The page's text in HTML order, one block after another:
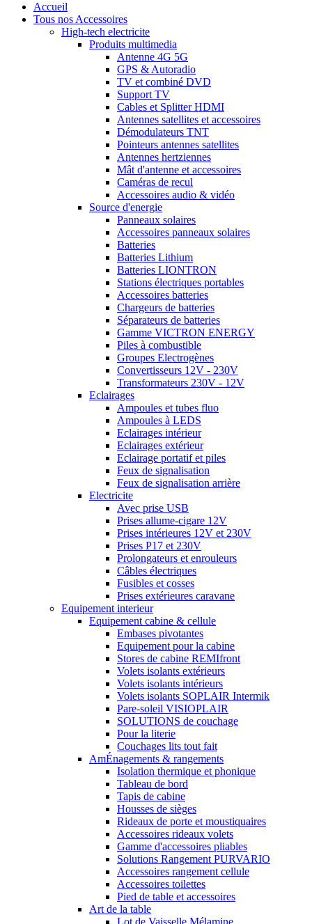
Accueil
Tous nos Accessoires
High-tech electricite
Produits multimedia
Antenne 4G 5G
GPS & Autoradio
TV et combiné DVD
Support TV
Cables et Splitter HDMI
Antennes satellites et accessoires
Démodulateurs TNT
Pointeurs antennes satellites
Antennes hertziennes
Mât d'antenne et accessoires
Caméras de recul
Accessoires audio & vidéo
Source d'energie
Panneaux solaires
Accessoires panneaux solaires
Batteries
Batteries Lithium
Batteries LIONTRON
Stations électriques portables
Accessoires batteries
Chargeurs de batteries
Séparateurs de batteries
Gamme VICTRON ENERGY
Piles à combustible
Groupes Electrogènes
Convertisseurs 12V - 230V
Transformateurs 230V - 12V
Eclairages
Ampoules et tubes fluo
Ampoules à LEDS
Eclairages intérieur
Eclairages extérieur
Eclairage portatif et piles
Feux de signalisation
Feux de signalisation arrière
Electricite
Avec prise USB
Prises allume-cigare 12V
Prises intérieures 12V et 230V
Prises P17 et 230V
Prolongateurs et enrouleurs
Câbles électriques
Fusibles et cosses
Prises extérieures caravane
Equipement interieur
Equipement cabine & cellule
Embases pivotantes
Equipement pour la cabine
Stores de cabine REMIfront
Volets isolants extérieurs
Volets isolants intérieurs
Volets isolants SOPLAIR Intermik
Pare-soleil VISIOPLAIR
SOLUTIONS de couchage
Pour la literie
Couchages lits tout fait
AmÉnagements & rangements
Isolation thermique et phonique
Tableau de bord
Tapis de cabine
Housses de sièges
Rideaux de porte et moustiquaires
Accessoires rideaux volets
Gamme d'accessoires pliables
Solutions Rangement PURVARIO
Accessoires rangement cellule
Accessoires toilettes
Pied de table et accessoires
Art de la table